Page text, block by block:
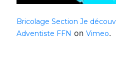
Bricolage Section Je
Adventiste FFN on Vimeo.